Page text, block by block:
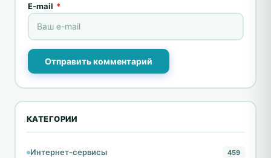
E-mail *
Отправить комментарий
КАТЕГОРИИ
Интернет-сервисы 459